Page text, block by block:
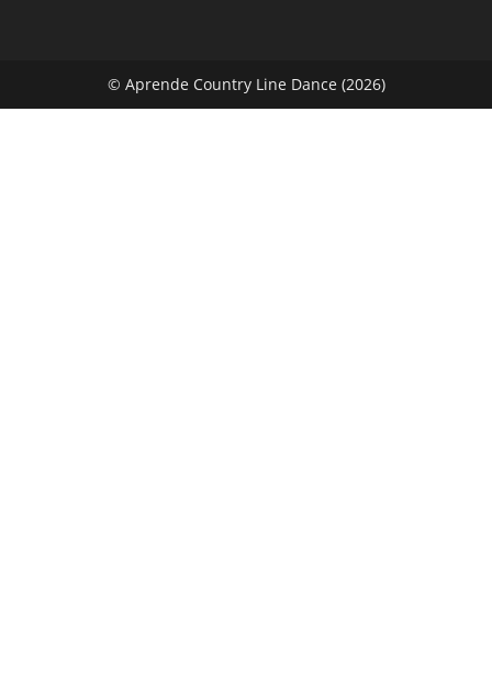
© Aprende Country Line Dance (2026)